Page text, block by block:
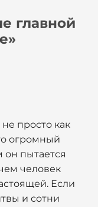
главной
просто как
огромный
он пытается
человек
Если
и сотни